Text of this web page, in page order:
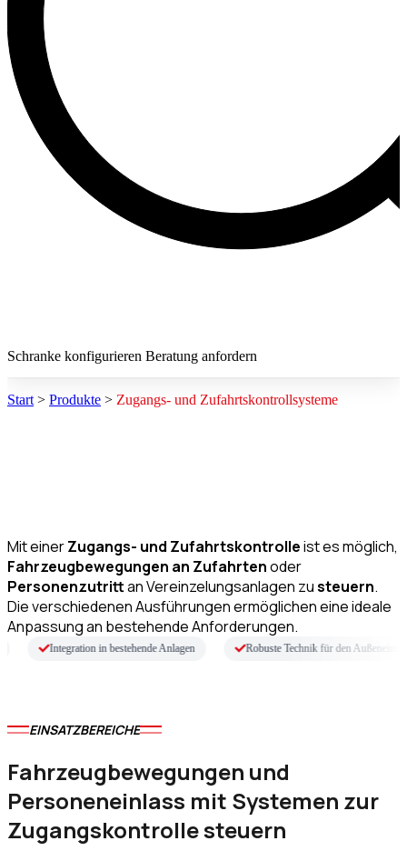
Schranke konfigurieren Beratung anfordern
Start > Produkte > Zugangs- und Zufahrtskontrollsysteme
Mit einerZugangs- und Zufahrtskontrolleist es möglich,
Fahrzeugbewegungen an Zufahrtenoder
Personenzutrittan Vereinzelungsanlagen zusteuern.
Die verschiedenen Ausführungen ermöglichen eine ideale
Anpassung an bestehende Anforderungen.
Integration in bestehende Anlagen Robuste Technik für den Außeneinsatz
EINSATZBEREICHE
Fahrzeugbewegungen und
Personeneinlass mit Systemen zur
Zugangskontrolle steuern